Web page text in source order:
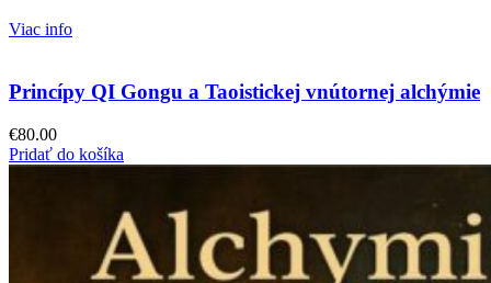
Viac info
Princípy QI Gongu a Taoistickej vnútornej alchýmie
€80.00
Pridať do košíka